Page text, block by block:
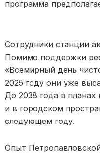
программа
Сотрудники станции
Помимо поддержки
«Всемирный день
2025 году они уже
До 2038 года в
и в городском
следующем году.
Опыт